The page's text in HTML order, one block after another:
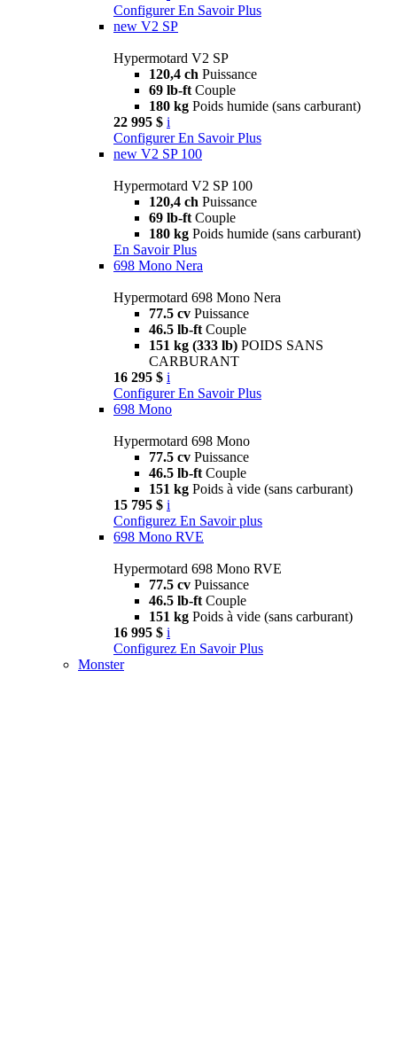
Configurer En Savoir Plus
new V2 SP
Hypermotard V2 SP
120,4 ch Puissance
69 lb-ft Couple
180 kg Poids humide (sans carburant)
22 995 $ i
Configurer En Savoir Plus
new V2 SP 100
Hypermotard V2 SP 100
120,4 ch Puissance
69 lb-ft Couple
180 kg Poids humide (sans carburant)
En Savoir Plus
698 Mono Nera
Hypermotard 698 Mono Nera
77.5 cv Puissance
46.5 lb-ft Couple
151 kg (333 lb) POIDS SANS
CARBURANT
16 295 $ i
Configurer En Savoir Plus
698 Mono
Hypermotard 698 Mono
77.5 cv Puissance
46.5 lb-ft Couple
151 kg Poids à vide (sans carburant)
15 795 $ i
Configurez En Savoir plus
698 Mono RVE
Hypermotard 698 Mono RVE
77.5 cv Puissance
46.5 lb-ft Couple
151 kg Poids à vide (sans carburant)
16 995 $ i
Configurez En Savoir Plus
Monster